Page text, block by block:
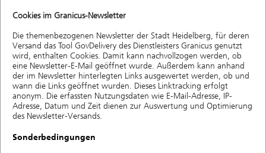
Cookies im Granicus-Newsletter
Die themenbezogenen Newsletter der Stadt Heidelberg, für deren
Versand das Tool GovDelivery des Dienstleisters Granicus genutzt
wird, enthalten Cookies. Damit kann nachvollzogen werden, ob
eine Newsletter-E-Mail geöffnet wurde. Außerdem kann anhand
der im Newsletter hinterlegten Links ausgewertet werden, ob und
wann die Links geöffnet wurden. Dieses Linktracking erfolgt
anonym. Die erfassten Nutzungsdaten wie E-Mail-Adresse, IP-
Adresse, Datum und Zeit dienen zur Auswertung und Optimierung
des Newsletter-Versands.
Sonderbedingungen